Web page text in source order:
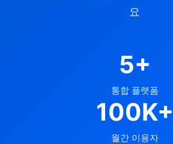
요
5+
통합 플랫폼
100K+
월간 이용자